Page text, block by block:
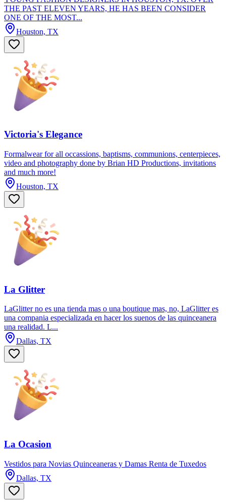
THE PAST ELEVEN YEARS, HE HAS BEEN CONSIDER
ONE OF THE MOST...
Houston, TX
Victoria's Elegance
Formalwear for all occassions, baptisms, communions, centerpieces,
video and photography done by Brian HD Productions, invitations
and much more!
Houston, TX
La Glitter
LaGlitter no es una tienda mas o una boutique mas, no, LaGlitter es
una compania especializada en hacer los suenos de las quinceanera
una realidad. L...
Dallas, TX
La Ocasion
Vestidos para Novias Quinceaneras y Damas Renta de Tuxedos
Dallas, TX